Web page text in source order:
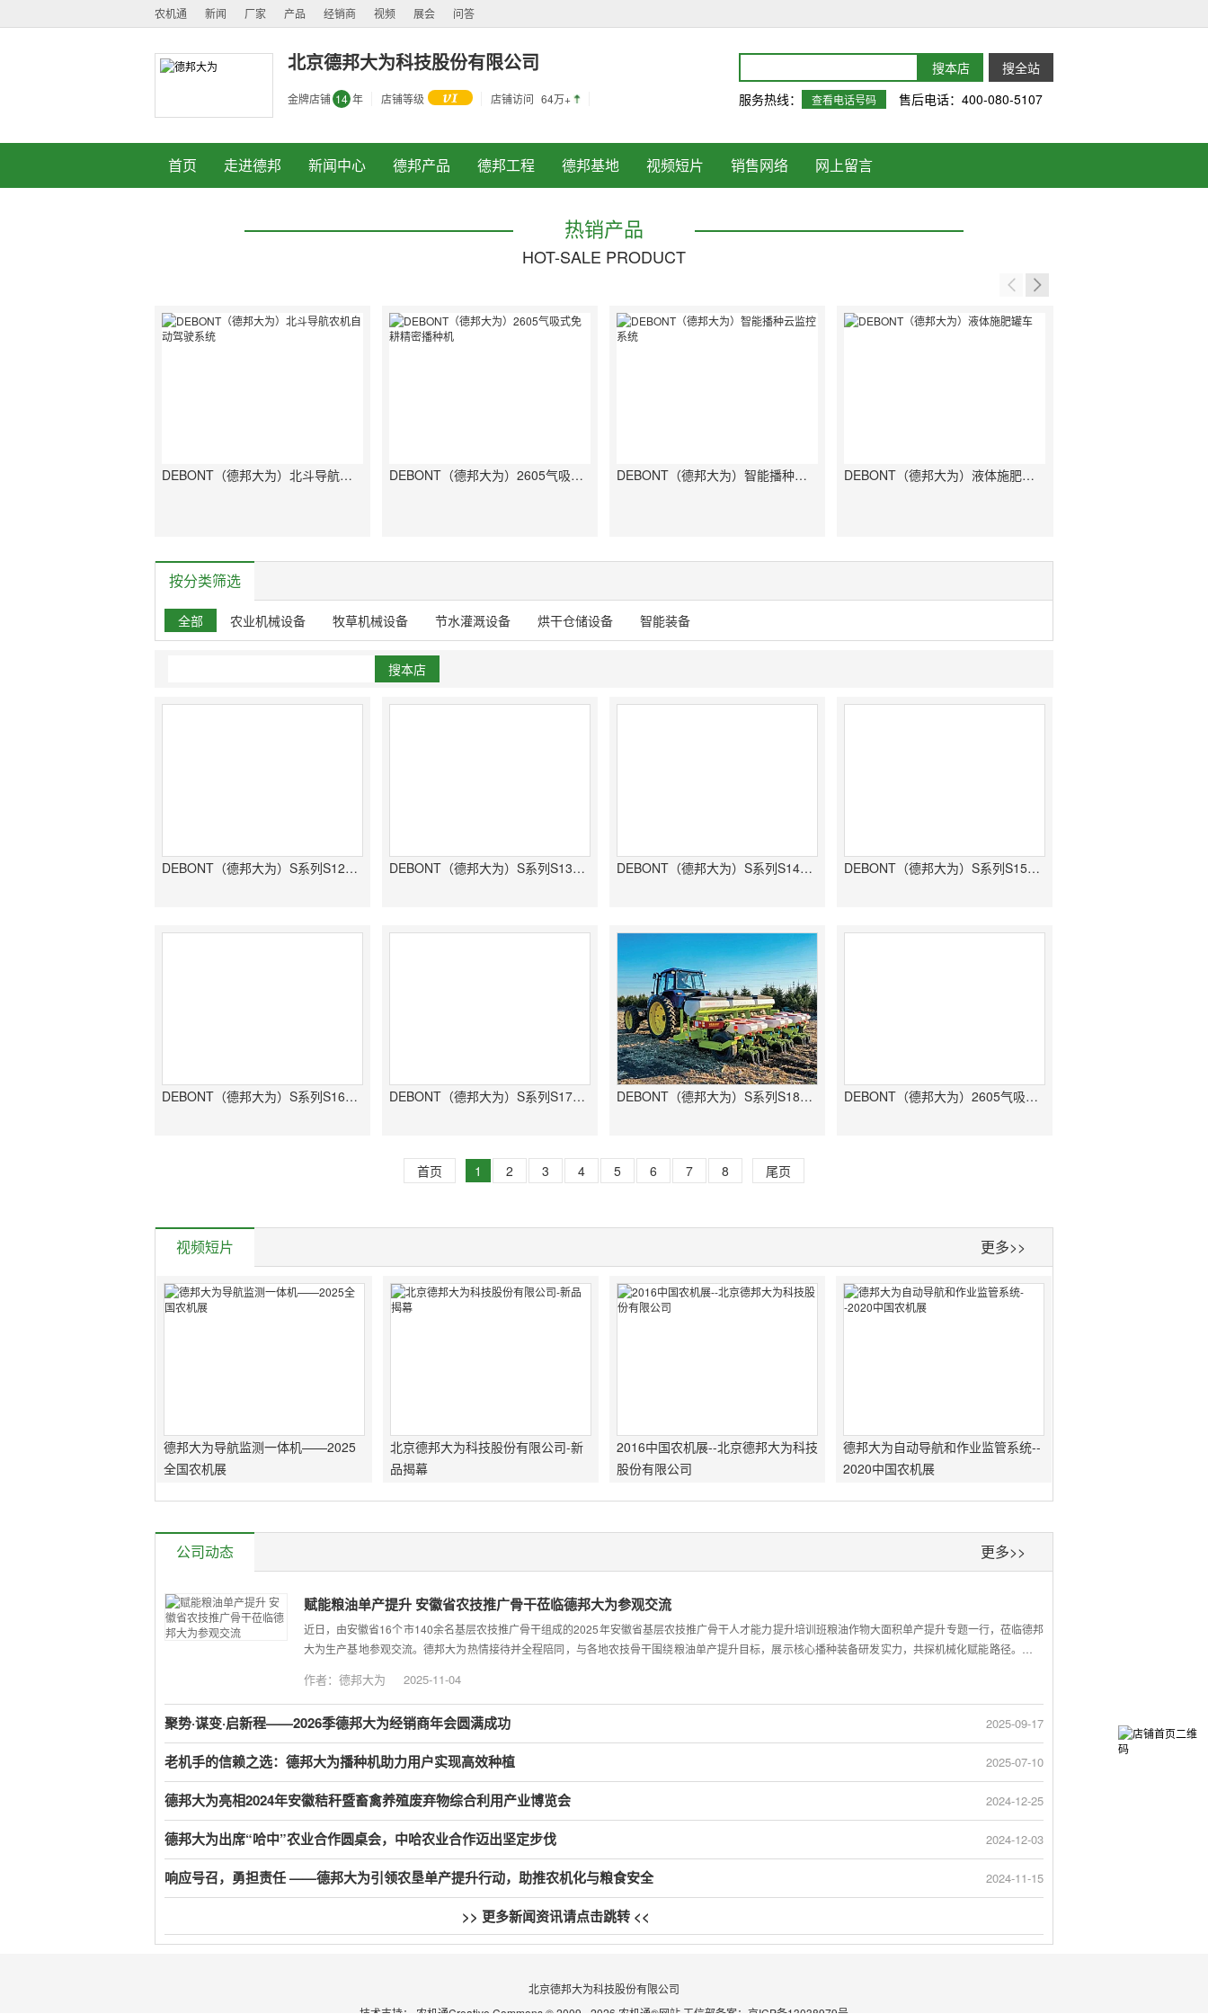
农机通 新闻 厂家 产品 经销商 视频 展会 问答
北京德邦大为科技股份有限公司
金牌店铺 14 年 店铺等级 店铺访问 64万+ 服务热线： 查看电话号码 售后电话：400-080-5107
首页 走进德邦 新闻中心 德邦产品 德邦工程 德邦基地 视频短片 销售网络 网上留言
热销产品
HOT-SALE PRODUCT
DEBONT（德邦大为）北斗导航农机自动驾驶系统 DEBONT（德邦大为）2605气吸式免耕精密播种机 DEBONT（德邦大为）智能播种云监控系统 DEBONT（德邦大为）液体施肥罐车
按分类筛选
全部 农业机械设备 牧草机械设备 节水灌溉设备 烘干仓储设备 智能装备
DEBONT（德邦大为）S系列S1205牵引式免耕精量播种机 DEBONT（德邦大为）S系列S1305牵引式免耕精量播种机 DEBONT（德邦大为）S系列S1405牵引式免耕精量播种机 DEBONT（德邦大为）S系列S1505牵引式免耕精量播种机
DEBONT（德邦大为）S系列S1605牵引式免耕精量播种机 DEBONT（德邦大为）S系列S1705牵引式免耕精量播种机 DEBONT（德邦大为）S系列S1805牵引式免耕精量播种机 DEBONT（德邦大为）2605气吸式免耕精密播种机
首页 1 2 3 4 5 6 7 8 尾页
视频短片 更多>>
德邦大为导航监测一体机——2025
全国农机展
北京德邦大为科技股份有限公司-新
品揭幕
2016中国农机展--北京德邦大为科技
股份有限公司
德邦大为自动导航和作业监管系统--
2020中国农机展
公司动态 更多>>
赋能粮油单产提升 安徽省农技推广骨干莅临德邦大为参观交流
近日，由安徽省16个市140余名基层农技推广骨干组成的2025年安徽省基层农技推广骨干人才能力提升培训班粮油作物大面积单产提升专题一行，莅临德邦
大为生产基地参观交流。德邦大为热情接待并全程陪同，与各地农技骨干围绕粮油单产提升目标，展示核心播种装备研发实力，共探机械化赋能路径。本次
化、智能化领域的技术积淀，成为参观交流的核心焦点。德邦大为技术负责人介绍了研发流程与质控体系，重点讲解精量播种机、免耕播种机等明星产品，
特别详解了集成的口肥精准施用、二次压种、滴灌带同步铺设及ldquo两行三肥rdquo精准施肥等核心增产小套件。技术人员现场演示数字作业系统的参数调
控、数据记录功能后，带领大家参观产品展厅，全面展示整合这些增产技术的整地、播种、植保、收获全流程系列装备及解决方案。交流过程中，培训班领
队表示：ldquo基层农技推广工作直接对接田间地头，此次参观让骨干们直观接触到前沿机械化技术装备，深刻认识到精准播种对粮油单产提升的关键作用。
德邦大为的技术成果与我们基层粮油生产需求高度契合，后续希望能加强技术合作，将先进的机械化方案转化为基层农技推广的实用技术，助力安徽粮油产
业高质量发展。rdquo德邦大为相关负责人回应：ldquo此次交流让我们精准对接安徽粮油生产需求。未来将聚焦单产提升，深化播种装备创新，加强与农技
推广体系合作，通过技术培训、装备适配等服务一线，助力粮食安全。rdquo此次交流搭建了德邦大为与安徽农技推广体系的沟通桥梁。后续公司将深化合
作者：德邦大为 2025-11-04
聚势·谋变·启新程——2026季德邦大为经销商年会圆满成功 2025-09-17
老机手的信赖之选：德邦大为播种机助力用户实现高效种植 2025-07-10
德邦大为亮相2024年安徽秸秆暨畜禽养殖废弃物综合利用产业博览会 2024-12-25
德邦大为出席“哈中”农业合作圆桌会，中哈农业合作迈出坚定步伐 2024-12-03
响应号召，勇担责任 ——德邦大为引领农垦单产提升行动，助推农机化与粮食安全 2024-11-15
>> 更多新闻资讯请点击跳转 <<
北京德邦大为科技股份有限公司